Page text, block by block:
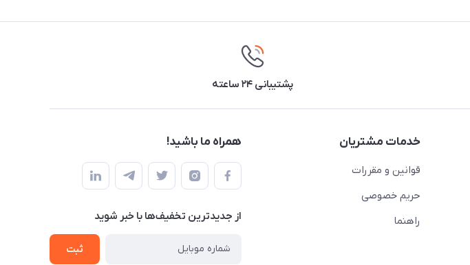
پشتیبانی ۲۴ ساعته
خدمات مشتریان
قوانین و مقررات
حریم خصوصی
راهنما
همراه ما باشید!
از جدید‌ترین تخفیف‌ها با‌ خبر شوید
ثبت